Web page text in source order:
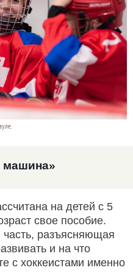
машина»
на детей с 5
свое пособие.
часть, разъясняющая
и на что
с хоккеистами именно